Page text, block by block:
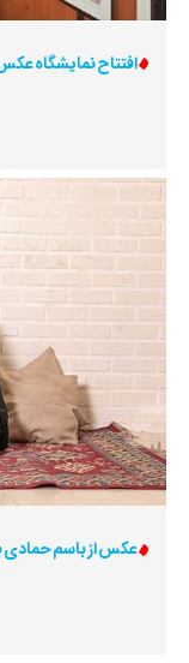
افتتاح نمایشگاه
عکس از باسم حمادی